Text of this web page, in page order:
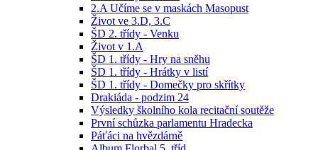
2.A Učíme se v maskách Masopust
Život ve 3.D, 3.C
ŠD 2. třídy - Venku
Život v 1.A
ŠD 1. třídy - Hry na sněhu
ŠD 1. třídy - Hrátky v listí
ŠD 1. třídy - Domečky pro skřítky
Drakiáda - podzim 24
Výsledky školního kola recitační soutěže
První schůzka parlamentu Hradecka
Páťáci na hvězdárně